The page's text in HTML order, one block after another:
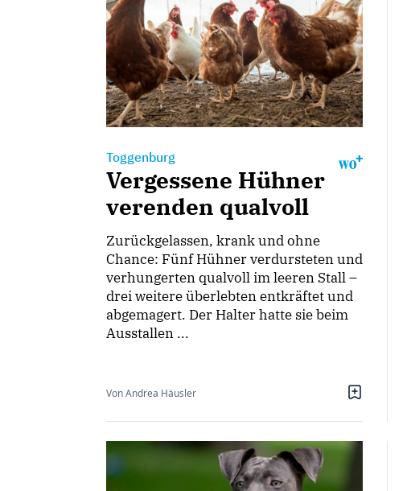
Toggenburg
Vergessene Hühner
verenden qualvoll
Zurückgelassen, krank und ohne
Chance: Fünf Hühner verdursteten und
verhungerten qualvoll im leeren Stall –
drei weitere überlebten entkräftet und
abgemagert. Der Halter hatte sie beim
Ausstallen ...
Von Andrea Häusler